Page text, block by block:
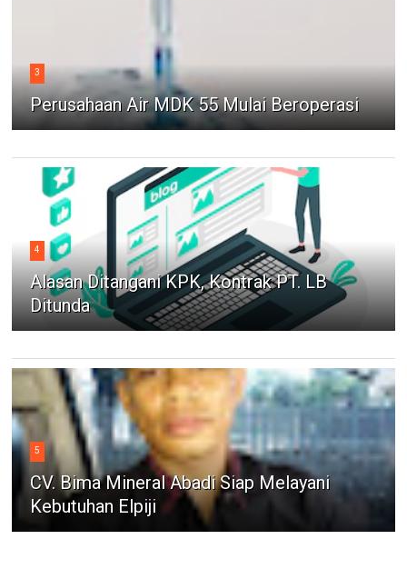
3
Perusahaan Air MDK 55 Mulai Beroperasi
4
Alasan Ditangani KPK, Kontrak PT. LB
Ditunda
5
CV. Bima Mineral Abadi Siap Melayani
Kebutuhan Elpiji